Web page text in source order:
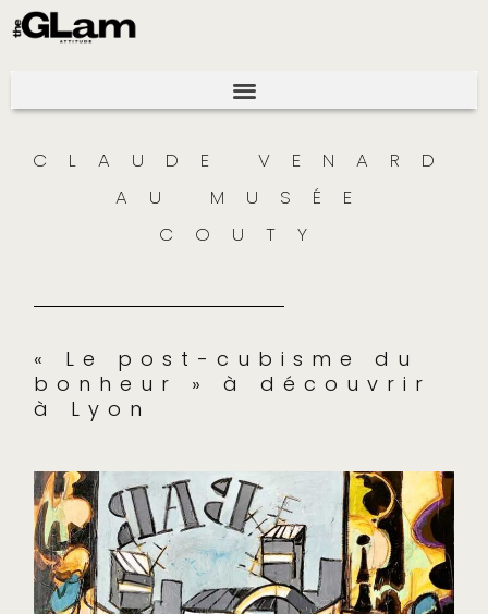
CLAUDE VENARD
AU MUSÉE
COUTY
« Le post-cubisme du
bonheur » à découvrir
à Lyon